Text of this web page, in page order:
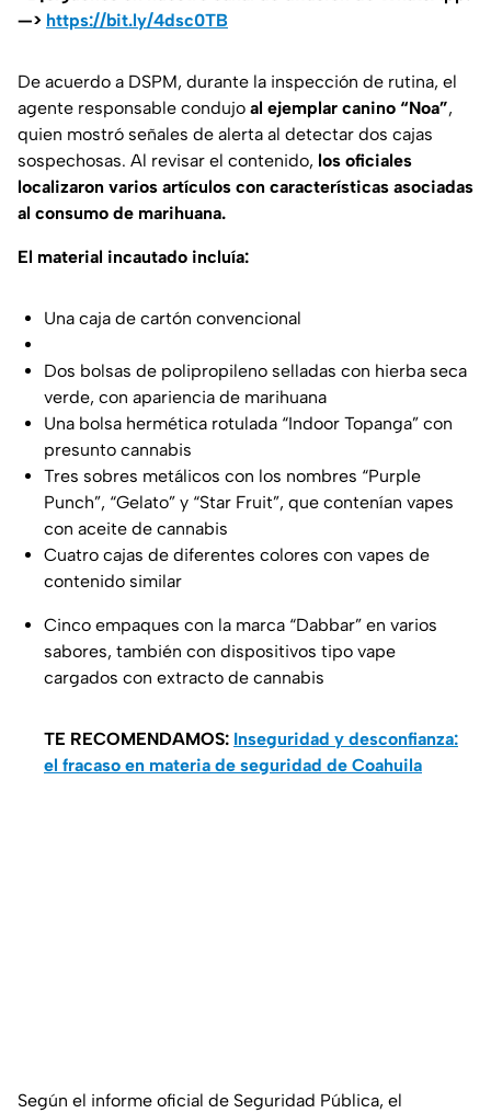
—> https://bit.ly/4dsc0TB
De acuerdo a DSPM, durante la inspección de rutina, el
agente responsable condujo al ejemplar canino “Noa”,
quien mostró señales de alerta al detectar dos cajas
sospechosas. Al revisar el contenido, los oficiales
localizaron varios artículos con características asociadas
al consumo de marihuana.
El material incautado incluía:
Una caja de cartón convencional
Dos bolsas de polipropileno selladas con hierba seca
verde, con apariencia de marihuana
Una bolsa hermética rotulada “Indoor Topanga” con
presunto cannabis
Tres sobres metálicos con los nombres “Purple
Punch”, “Gelato” y “Star Fruit”, que contenían vapes
con aceite de cannabis
Cuatro cajas de diferentes colores con vapes de
contenido similar
Cinco empaques con la marca “Dabbar” en varios
sabores, también con dispositivos tipo vape
cargados con extracto de cannabis
TE RECOMENDAMOS: Inseguridad y desconfianza:
el fracaso en materia de seguridad de Coahuila
Según el informe oficial de Seguridad Pública, el